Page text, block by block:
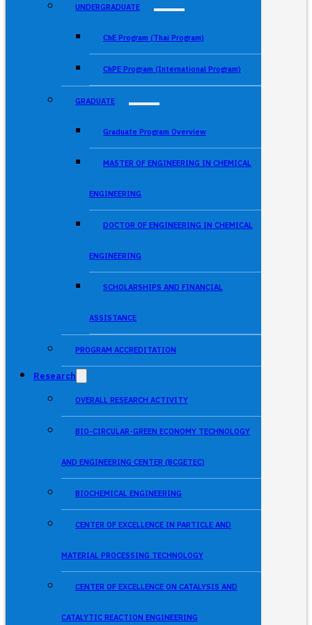
UNDERGRADUATE
ChE Program (Thai Program)
ChPE Program (International Program)
GRADUATE
Graduate Program Overview
MASTER OF ENGINEERING IN CHEMICAL
ENGINEERING
DOCTOR OF ENGINEERING IN CHEMICAL
ENGINEERING
SCHOLARSHIPS AND FINANCIAL
ASSISTANCE
PROGRAM ACCREDITATION
Research
OVERALL RESEARCH ACTIVITY
BIO-CIRCULAR-GREEN ECONOMY TECHNOLOGY
AND ENGINEERING CENTER (BCGETEC)
BIOCHEMICAL ENGINEERING
CENTER OF EXCELLENCE IN PARTICLE AND
MATERIAL PROCESSING TECHNOLOGY
CENTER OF EXCELLENCE ON CATALYSIS AND
CATALYTIC REACTION ENGINEERING